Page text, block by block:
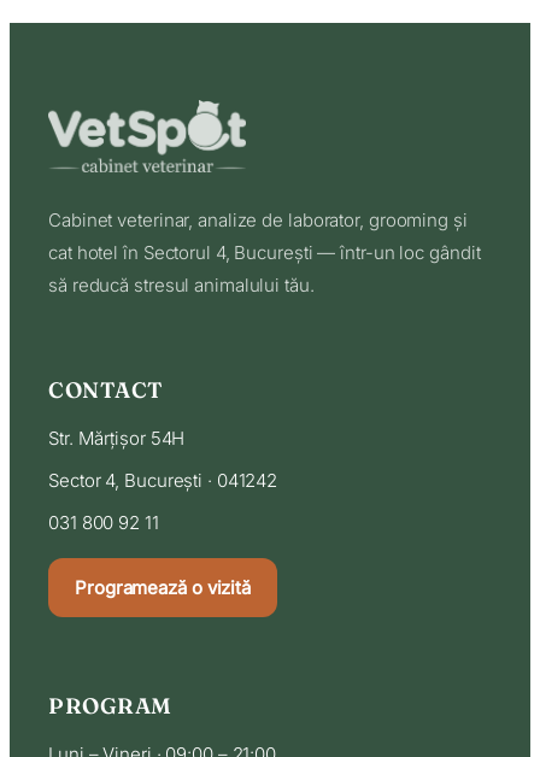
Cabinet veterinar, analize de laborator, grooming și
cat hotel în Sectorul 4, București — într-un loc gândit
să reducă stresul animalului tău.
CONTACT
Str. Mărțișor 54H
Sector 4, București · 041242
031 800 92 11
Programează o vizită
PROGRAM